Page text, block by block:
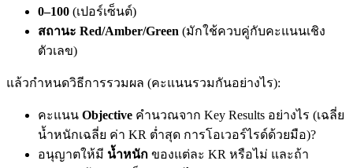
0–100 (เปอร์เซ็นต์)
สถานะ Red/Amber/Green (มักใช้ควบคู่กับคะแนนเชิง
ตัวเลข)
แล้วกำหนดวิธีการรวมผล (คะแนนรวมกันอย่างไร):
คะแนน Objective คำนวณจาก Key Results อย่างไร (เฉลี่ย
น้ำหนักเฉลี่ย ค่า KR ต่ำสุด การโอเวอร์ไรด์ด้วยมือ)?
อนุญาตให้มี น้ำหนัก ของแต่ละ KR หรือไม่ และถ้า